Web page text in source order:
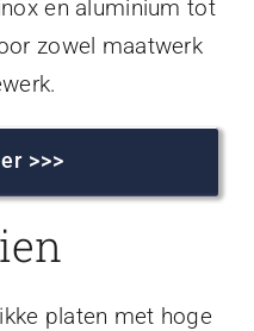
en aluminium tot
zowel maatwerk
>>>
platen met hoge